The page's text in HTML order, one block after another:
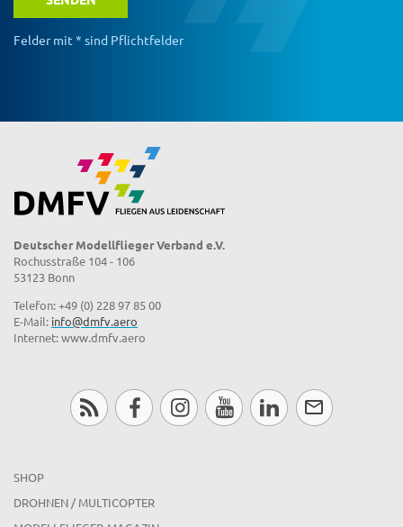
BRANDENBURG
COPTER UND FPV
FUNK
GPS-TRIANGLE
GUTACHTEN
HESSEN
INTERNATIONALES
JETMODELLE
JUBILÄUM 50 JAHRE
MECKLENBURG-VORPOMMERN
MOTORSEGLER
NIEDERSACHSEN II
NORD
Felder mit * sind Pflichtfelder
Deutscher Modellflieger Verband e.V.
Rochusstraße 104 - 106
53123 Bonn
Telefon: +49 (0) 228 97 85 00
E-Mail: info@dmfv.aero
Internet: www.dmfv.aero
SHOP
DROHNEN / MULTICOPTER